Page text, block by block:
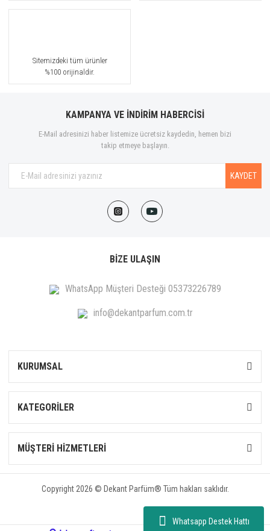
Whatsapp Destek Hattı
Sitemizdeki tüm ürünler
%100 orijinaldir.
KAMPANYA VE İNDİRİM HABERCİSİ
E-Mail adresinizi haber listemize ücretsiz kaydedin, hemen bizi
takip etmeye başlayın.
KAYDET
BİZE ULAŞIN
WhatsApp Müşteri Desteği 05373226789
info@dekantparfum.com.tr
KURUMSAL
KATEGORİLER
MÜŞTERİ HİZMETLERİ
Copyright 2026 © Dekant Parfüm® Tüm hakları saklıdır.